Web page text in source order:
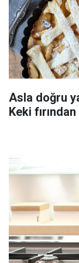
Asla doğru
Keki